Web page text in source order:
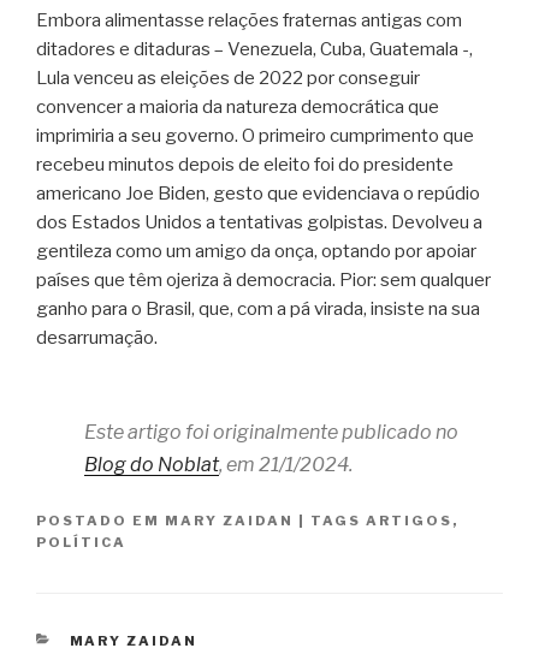
Embora alimentasse relações fraternas antigas com
ditadores e ditaduras – Venezuela, Cuba, Guatemala -,
Lula venceu as eleições de 2022 por conseguir
convencer a maioria da natureza democrática que
imprimiria a seu governo. O primeiro cumprimento que
recebeu minutos depois de eleito foi do presidente
americano Joe Biden, gesto que evidenciava o repúdio
dos Estados Unidos a tentativas golpistas. Devolveu a
gentileza como um amigo da onça, optando por apoiar
países que têm ojeriza à democracia. Pior: sem qualquer
ganho para o Brasil, que, com a pá virada, insiste na sua
desarrumação.
Este artigo foi originalmente publicado no
Blog do Noblat, em 21/1/2024.
POSTADO EM MARY ZAIDAN | TAGS ARTIGOS ,
POLÍTICA
CATEGORIAS
MARY ZAIDAN